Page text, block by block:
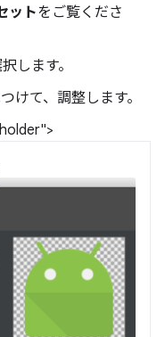
ットをご覧くださ
します。
けて、調整します。